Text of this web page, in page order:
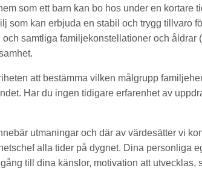
som ett barn kan bo hos under en kortare
som kan erbjuda en stabil och trygg tillvaro
samtliga familjekonstellationer och åldrar
att bestämma vilken målgrupp
Har du ingen tidigare erfarenhet av
utmaningar och där av värdesätter vi
alla tider på dygnet. Dina personliga
till dina känslor, motivation att utvecklas,